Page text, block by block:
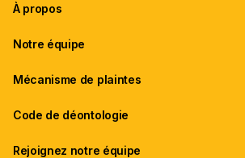
À propos
Notre équipe
Mécanisme de plaintes
Code de déontologie
Rejoignez notre équipe